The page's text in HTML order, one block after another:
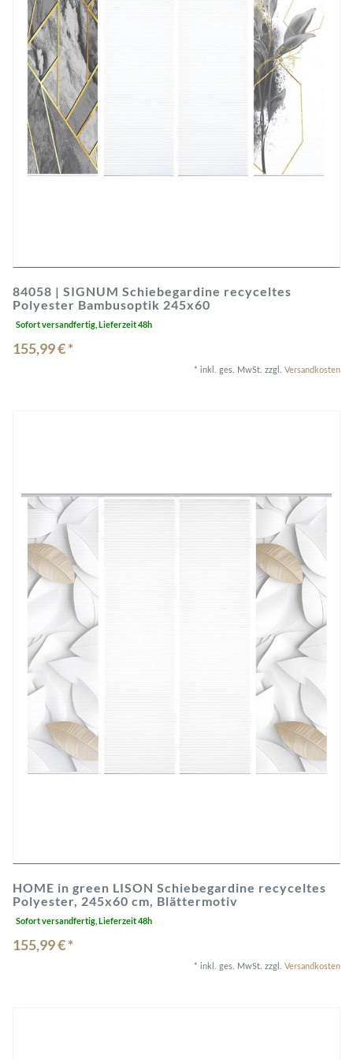
84058 | SIGNUM Schiebegardine recyceltes
Polyester Bambusoptik 245x60
Sofort versandfertig, Lieferzeit 48h
155,99 € *
* inkl. ges. MwSt. zzgl. Versandkosten
HOME in green LISON Schiebegardine recyceltes
Polyester, 245x60 cm, Blättermotiv
Sofort versandfertig, Lieferzeit 48h
155,99 € *
* inkl. ges. MwSt. zzgl. Versandkosten